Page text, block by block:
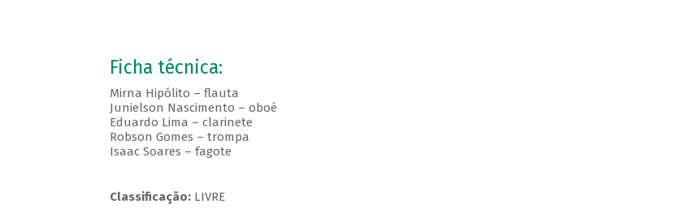
Ficha técnica:
Mirna Hipólito – flauta
Junielson Nascimento – oboé
Eduardo Lima – clarinete
Robson Gomes – trompa
Isaac Soares – fagote
Classificação:LIVRE